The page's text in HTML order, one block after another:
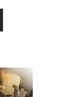
Voit
tehdä